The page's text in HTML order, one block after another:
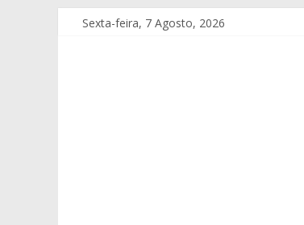
Sexta-feira, 7 Agosto, 2026